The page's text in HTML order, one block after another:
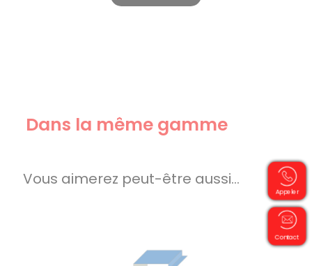
Dans la même gamme
Vous aimerez peut-être aussi…
Appeler
Contact